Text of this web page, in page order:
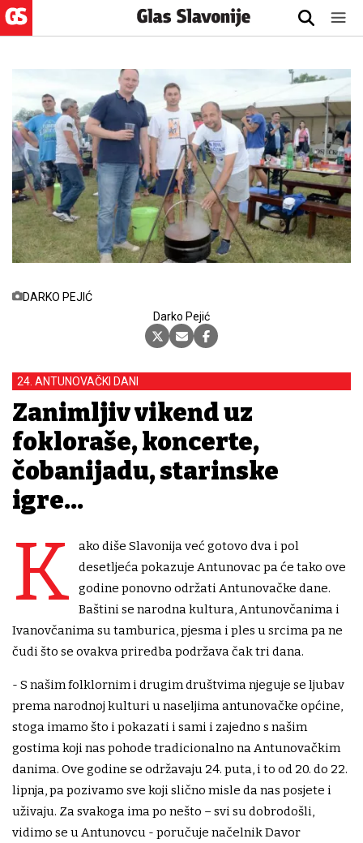
DARKO PEJIĆ
Darko Pejić
24. ANTUNOVAČKI DANI
Zanimljiv vikend uz
fokloraše, koncerte,
čobanijadu, starinske
igre...
K
ako diše Slavonija već gotovo dva i pol
desetljeća pokazuje Antunovac pa će tako ove
godine ponovno održati Antunovačke dane.
Baštini se narodna kultura, Antunovčanima i
Ivanovčanima su tamburica, pjesma i ples u srcima pa ne
čudi što se ovakva priredba podržava čak tri dana.
- S našim folklornim i drugim društvima njeguje se ljubav
prema narodnoj kulturi u naseljima antunovačke općine,
stoga imamo što i pokazati i sami i zajedno s našim
gostima koji nas pohode tradicionalno na Antunovačkim
danima. Ove godine se održavaju 24. puta, i to od 20. do 22.
lipnja, pa pozivamo sve koji slično misle da nas posjete i
uživaju. Za svakoga ima po nešto – svi su dobrodošli,
vidimo se u Antunovcu - poručuje načelnik Davor